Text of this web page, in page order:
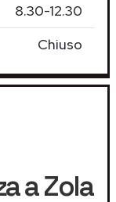
8.30-12.30
Chiuso
a Zola